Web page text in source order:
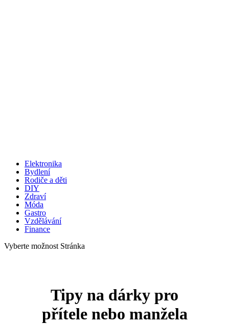
Elektronika
Bydlení
Rodiče a děti
DIY
Zdraví
Móda
Gastro
Vzdělávání
Finance
Vyberte možnost Stránka
Tipy na dárky pro
přítele nebo manžela